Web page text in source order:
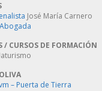
José María Carnero
/ CURSOS DE FORMACIÓN
– Puerta de Tierra